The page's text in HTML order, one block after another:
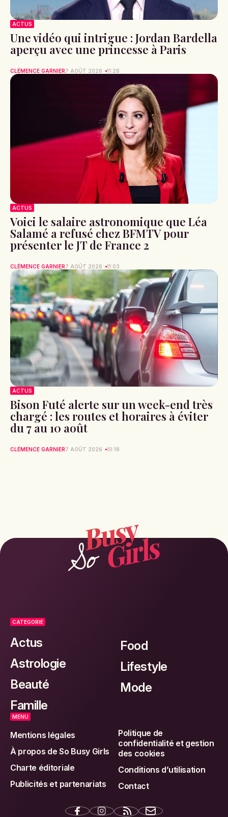
ACTUS
Une vidéo qui intrigue : Jordan Bardella
aperçu avec une princesse à Paris
CLÉMENCE GARNIER7 AOÛT 2026 11:28
ACTUS
Voici le salaire astronomique que Léa
Salamé a refusé chez BFMTV pour
présenter le JT de France 2
CLÉMENCE GARNIER7 AOÛT 2026 11:03
ACTUS
Bison Futé alerte sur un week-end très
chargé : les routes et horaires à éviter
du 7 au 10 août
CLÉMENCE GARNIER7 AOÛT 2026 10:18
CATEGORIE
Actus
Astrologie
Beauté
Famille
Food
Lifestyle
Mode
MENU
Mentions légales
À propos de So Busy Girls
Charte éditoriale
Publicités et partenariats
Politique de
confidentialité et gestion
des cookies
Conditions d’utilisation
Contact